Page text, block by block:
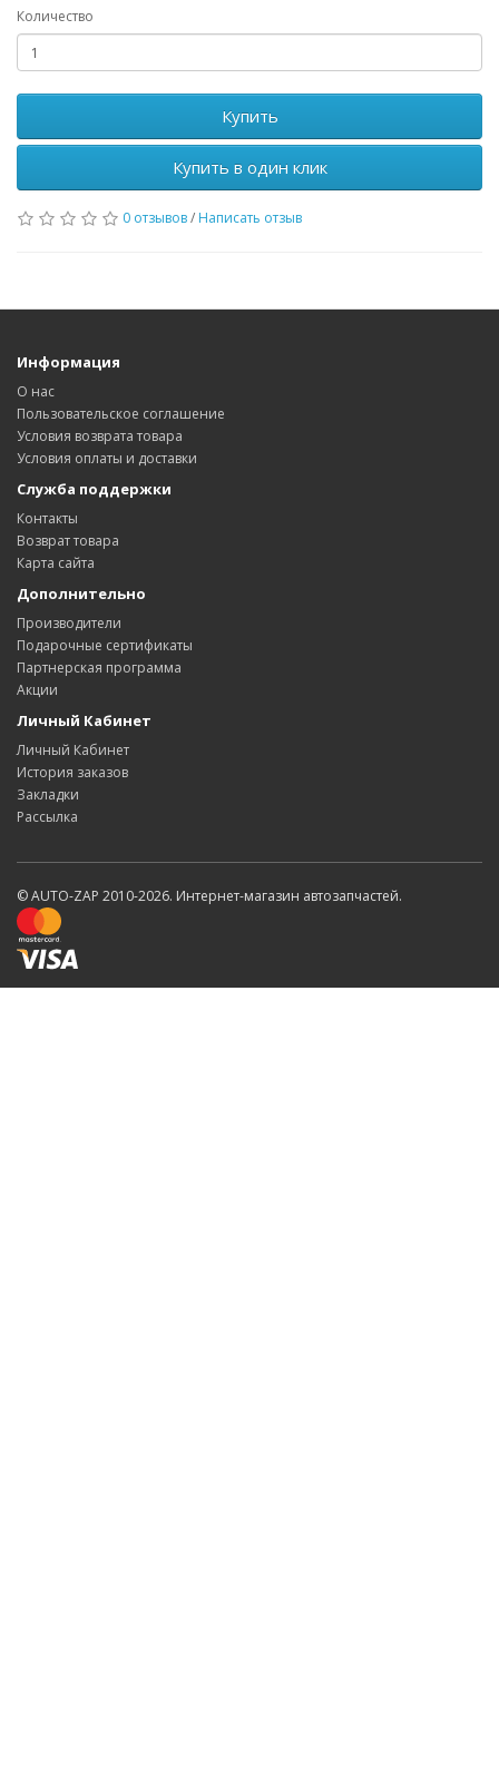
Количество
Купить
Купить в один клик
0 отзывов/ Написать отзыв
Информация
О нас
Пользовательское соглашение
Условия возврата товара
Условия оплаты и доставки
Служба поддержки
Контакты
Возврат товара
Карта сайта
Дополнительно
Производители
Подарочные сертификаты
Партнерская программа
Акции
Личный Кабинет
Личный Кабинет
История заказов
Закладки
Рассылка
© AUTO-ZAP 2010-2026. Интернет-магазин автозапчастей.